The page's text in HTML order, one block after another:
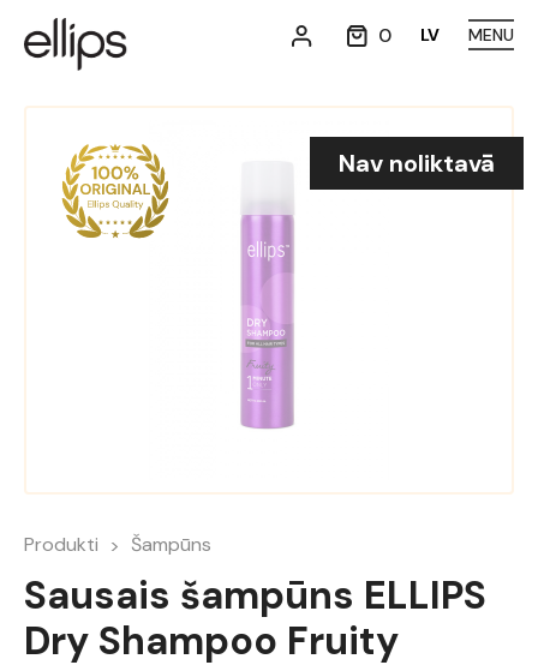
0 LV MENU
Nav noliktavā
Produkti Šampūns
Sausais šampūns ELLIPS
Dry Shampoo Fruity